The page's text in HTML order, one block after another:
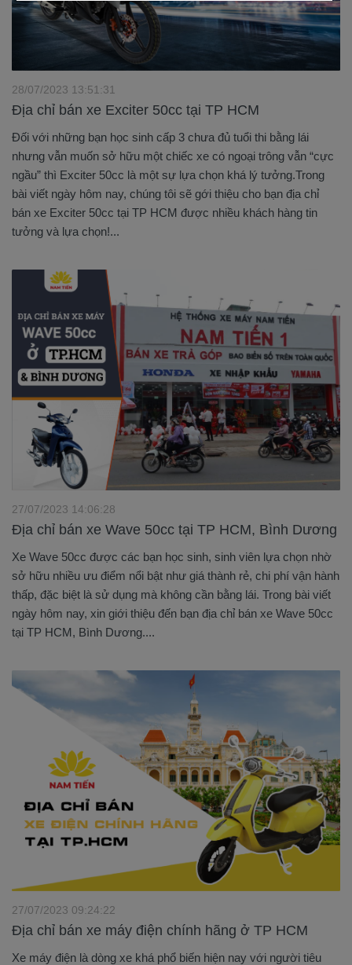
Địa chỉ bán xe Exciter 50cc tại TP HCM
28/07/2023 13:51:31
Đối với những bạn học sinh cấp 3 chưa đủ tuổi thi bằng lái
nhưng vẫn muốn sở hữu một chiếc xe có ngoại trông vẫn “cực
ngầu” thì Exciter 50cc là một sự lựa chọn khá lý tưởng.Trong
bài viết ngày hôm nay, chúng tôi sẽ gới thiệu cho bạn địa chỉ
bán xe Exciter 50cc tại TP HCM được nhiều khách hàng tin
tưởng và lựa chọn!...
Địa chỉ bán xe Wave 50cc tại TP HCM, Bình Dương
27/07/2023 14:06:28
Xe Wave 50cc được các bạn học sinh, sinh viên lựa chọn nhờ
sở hữu nhiều ưu điểm nổi bật như giá thành rẻ, chi phí vận hành
thấp, đặc biệt là sử dụng mà không cần bằng lái. Trong bài viết
ngày hôm nay, xin giới thiệu đến bạn địa chỉ bán xe Wave 50cc
tại TP HCM, Bình Dương....
Địa chỉ bán xe máy điện chính hãng ở TP HCM
27/07/2023 09:24:22
Xe máy điện là dòng xe khá phổ biến hiện nay với người tiêu